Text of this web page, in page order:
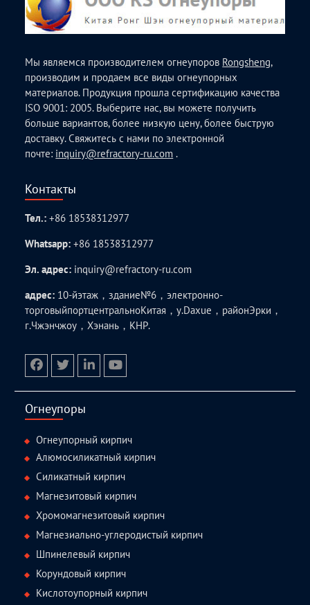
Мы являемся производителем огнеупоров Rongsheng,
производим и продаем все виды огнеупорных
материалов. Продукция прошла сертификацию качества
ISO 9001: 2005. Выберите нас, вы можете получить
больше вариантов, более низкую цену, более быструю
доставку. Свяжитесь с нами по электронной
почте: inquiry@refractory-ru.com .
Контакты
Тел.:+86 18538312977
Whatsapp:+86 18538312977
Эл. адрес: inquiry@refractory-ru.com
адрес: 10-йэтаж，здание№6，электронно-
торговыйпортцентральноКитая，у.Daxue，районЭрки，
г.Чжэнчжоу，Хэнань，КНР.
Огнеупоры
Огнеупорный кирпич
Алюмосиликатный кирпич
Силикатный кирпич
Магнезитовый кирпич
Хромомагнезитовый кирпич
Магнезиально-углеродистый кирпич
Шпинелевый кирпич
Корундовый кирпич
Кислотоупорный кирпич